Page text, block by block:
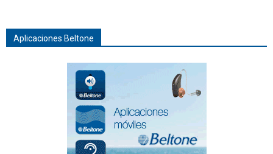
Aplicaciones Beltone